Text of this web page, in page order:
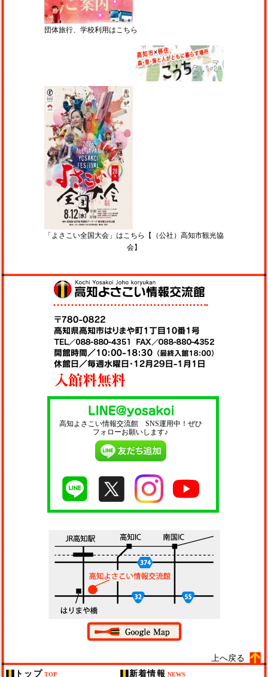
団体旅行、学校利用はこちら
「よさこい全国大会」はこちら【（公社）高知市観光協
会】
高知よさこい情報交流館 SNS運用中！ぜひ
フォローお願いします♪
上へ戻る
トップ TOP 新着情報 NEWS